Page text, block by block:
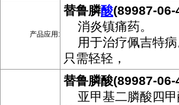
产品应用:
替鲁膦酸(89987-06-
消炎镇痛药。
用于治疗佩吉特病
只需轻轻，
替鲁膦酸(89987-06-
亚甲基二膦酸四甲